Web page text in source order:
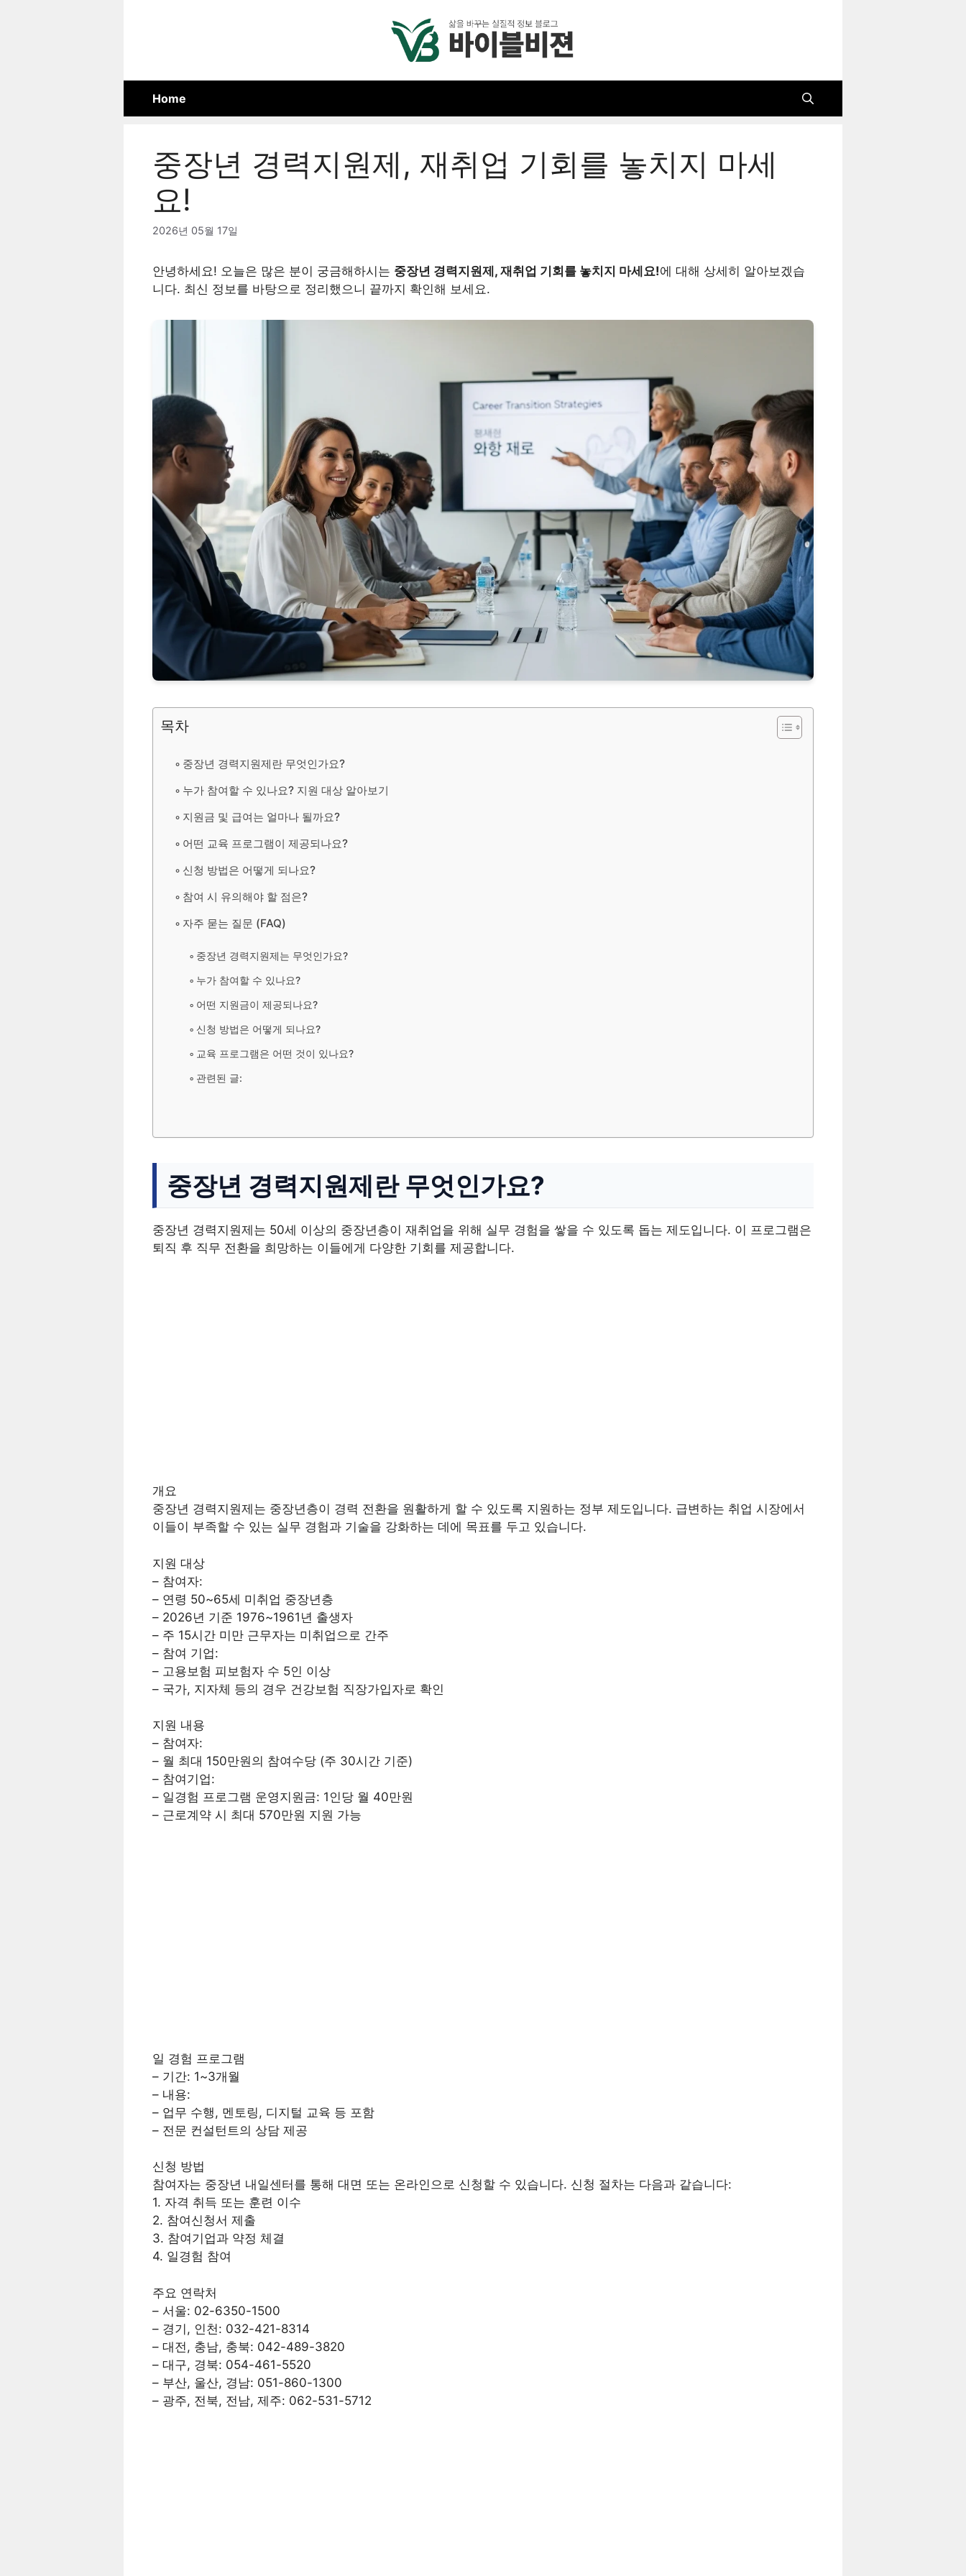
Home
중장년 경력지원제, 재취업 기회를 놓치지 마세
요!
2026년 05월 17일
안녕하세요! 오늘은 많은 분이 궁금해하시는 중장년 경력지원제, 재취업 기회를 놓치지 마세요!에 대해 상세히 알아보겠습
니다. 최신 정보를 바탕으로 정리했으니 끝까지 확인해 보세요.
목차
중장년 경력지원제란 무엇인가요?
누가 참여할 수 있나요? 지원 대상 알아보기
지원금 및 급여는 얼마나 될까요?
어떤 교육 프로그램이 제공되나요?
신청 방법은 어떻게 되나요?
참여 시 유의해야 할 점은?
자주 묻는 질문 (FAQ)
중장년 경력지원제는 무엇인가요?
누가 참여할 수 있나요?
어떤 지원금이 제공되나요?
신청 방법은 어떻게 되나요?
교육 프로그램은 어떤 것이 있나요?
관련된 글:
중장년 경력지원제란 무엇인가요?
중장년 경력지원제는 50세 이상의 중장년층이 재취업을 위해 실무 경험을 쌓을 수 있도록 돕는 제도입니다. 이 프로그램은
퇴직 후 직무 전환을 희망하는 이들에게 다양한 기회를 제공합니다.
개요
중장년 경력지원제는 중장년층이 경력 전환을 원활하게 할 수 있도록 지원하는 정부 제도입니다. 급변하는 취업 시장에서
이들이 부족할 수 있는 실무 경험과 기술을 강화하는 데에 목표를 두고 있습니다.
지원 대상
– 참여자:
– 연령 50~65세 미취업 중장년층
– 2026년 기준 1976~1961년 출생자
– 주 15시간 미만 근무자는 미취업으로 간주
– 참여 기업:
– 고용보험 피보험자 수 5인 이상
– 국가, 지자체 등의 경우 건강보험 직장가입자로 확인
지원 내용
– 참여자:
– 월 최대 150만원의 참여수당 (주 30시간 기준)
– 참여기업:
– 일경험 프로그램 운영지원금: 1인당 월 40만원
– 근로계약 시 최대 570만원 지원 가능
일 경험 프로그램
– 기간: 1~3개월
– 내용:
– 업무 수행, 멘토링, 디지털 교육 등 포함
– 전문 컨설턴트의 상담 제공
신청 방법
참여자는 중장년 내일센터를 통해 대면 또는 온라인으로 신청할 수 있습니다. 신청 절차는 다음과 같습니다:
1. 자격 취득 또는 훈련 이수
2. 참여신청서 제출
3. 참여기업과 약정 체결
4. 일경험 참여
주요 연락처
– 서울: 02-6350-1500
– 경기, 인천: 032-421-8314
– 대전, 충남, 충북: 042-489-3820
– 대구, 경북: 054-461-5520
– 부산, 울산, 경남: 051-860-1300
– 광주, 전북, 전남, 제주: 062-531-5712